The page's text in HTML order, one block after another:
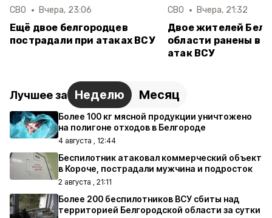
СВО Вчера, 23:06
Ещё двое белгородцев
пострадали при атаках ВСУ
СВО Вчера, 21:32
Двое жителей
области ранены в
атак ВСУ
Лучшее за Неделю Месяц
Более 100 кг мясной продукции уничтожено
на полигоне отходов в Белгороде
4 августа , 12:44
Беспилотник атаковал коммерческий объект
в Короче, пострадали мужчина и подросток
2 августа , 21:11
Более 200 беспилотников ВСУ сбиты над
территорией Белгородской области за сутки